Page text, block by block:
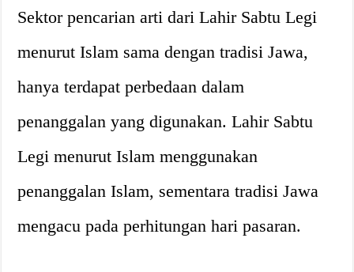
Sektor pencarian arti dari Lahir Sabtu Legi
menurut Islam sama dengan tradisi Jawa,
hanya terdapat perbedaan dalam
penanggalan yang digunakan. Lahir Sabtu
Legi menurut Islam menggunakan
penanggalan Islam, sementara tradisi Jawa
mengacu pada perhitungan hari pasaran.